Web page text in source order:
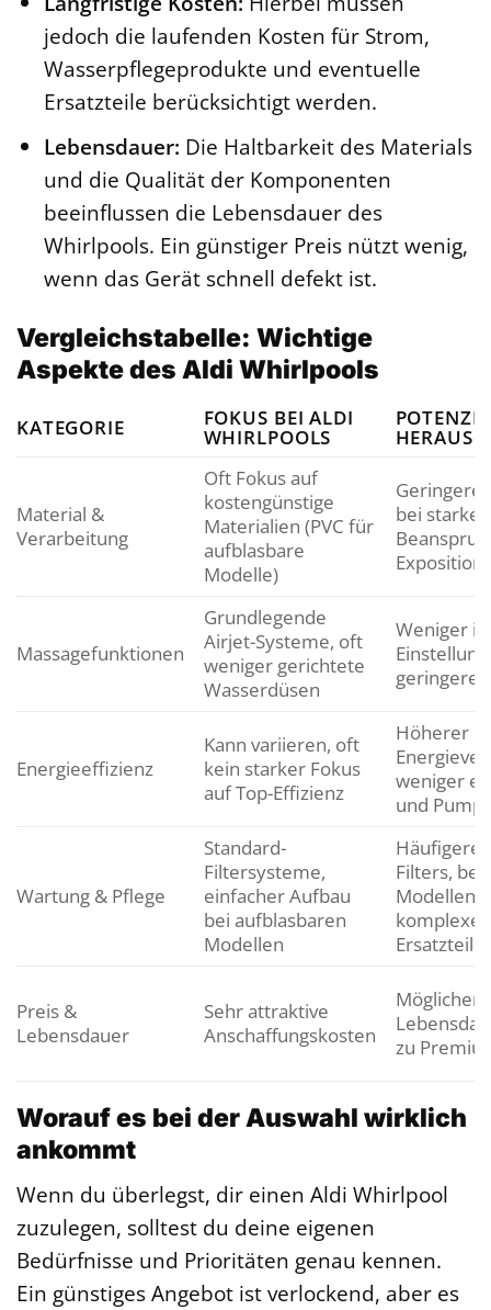
jedoch die laufenden Kosten für Strom,
Wasserpflegeprodukte und eventuelle
Ersatzteile berücksichtigt werden.
Lebensdauer: Die Haltbarkeit des Materials
und die Qualität der Komponenten
beeinflussen die Lebensdauer des
Whirlpools. Ein günstiger Preis nützt wenig,
wenn das Gerät schnell defekt ist.
Vergleichstabelle: Wichtige
Aspekte des Aldi Whirlpools
KATEGORIE FOKUS BEI ALDI
WHIRLPOOLS
Material &
Verarbeitung
Oft Fokus auf
kostengünstige
Materialien (PVC für
aufblasbare
Modelle)
Geringere
bei starker
Exposition
Massagefunktionen
Grundlegende
Airjet-Systeme, oft
weniger gerichtete
Wasserdüsen
Weniger
geringere
Energieeffizienz
Kann variieren, oft
kein starker Fokus
auf Top-Effizienz
Höherer
weniger
und
Wartung & Pflege
Standard-
Filtersysteme,
einfacher Aufbau
bei aufblasbaren
Modellen
Häufigere
Filters, bei
Modellen
Preis &
Lebensdauer
Sehr attraktive
Anschaffungskosten
zu
Worauf es bei der Auswahl wirklich
ankommt
Wenn du überlegst, dir einen Aldi Whirlpool
zuzulegen, solltest du deine eigenen
Bedürfnisse und Prioritäten genau kennen.
Ein günstiges Angebot ist verlockend, aber es